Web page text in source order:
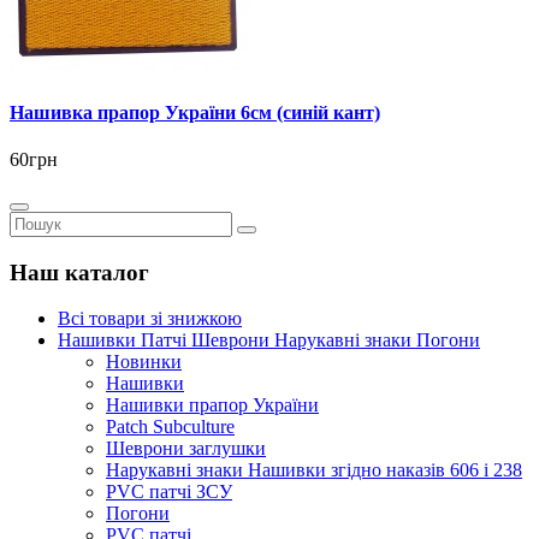
Нашивка прапор України 6см (синій кант)
60грн
Наш каталог
Всі товари зі знижкою
Нашивки Патчі Шеврони Нарукавні знаки Погони
Новинки
Нашивки
Нашивки прапор України
Рatch Subculture
Шеврони заглушки
Нарукавні знаки Нашивки згідно наказів 606 і 238
PVC патчі ЗСУ
Погони